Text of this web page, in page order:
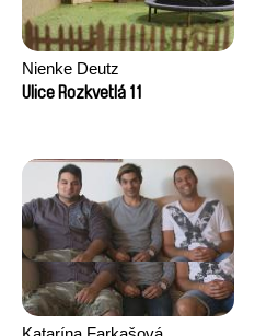
Nienke Deutz
Ulice Rozkvetlá 11